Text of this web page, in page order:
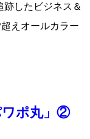
したビジネス＆
えオールカラー
ワポ丸」②